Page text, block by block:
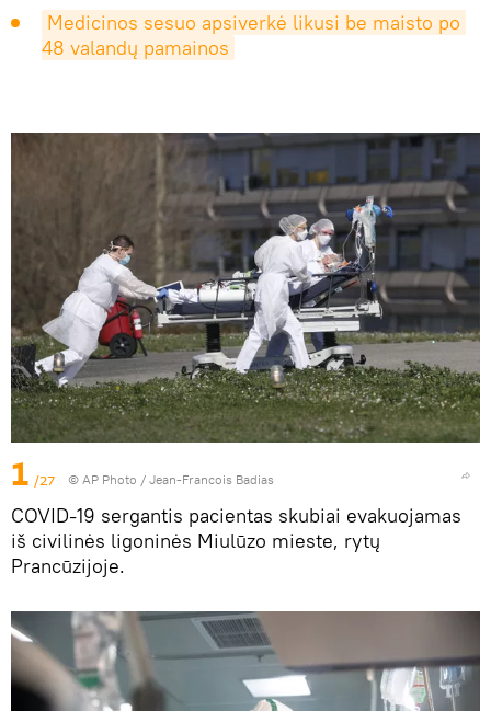
Medicinos sesuo apsiverkė likusi be maisto po
48 valandų pamainos
1 /27 © AP Photo / Jean-Francois Badias
COVID-19 sergantis pacientas skubiai evakuojamas
iš civilinės ligoninės Miulūzo mieste, rytų
Prancūzijoje.